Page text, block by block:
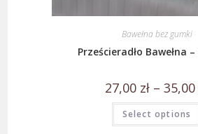
Bawełna bez gumki
Prześcieradło Bawełna
27,00 zł – 35,00
Select options